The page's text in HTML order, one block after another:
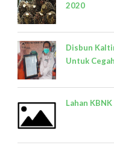
2020
Disbun
Untuk
Lahan